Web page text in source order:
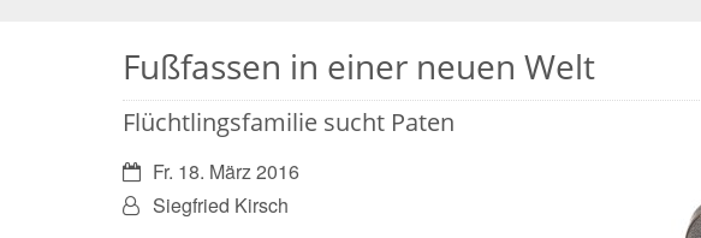
Fußfassen in einer neuen Welt
Flüchtlingsfamilie sucht Paten
Datum:Fr. 18. März 2016
Von:Siegfried Kirsch